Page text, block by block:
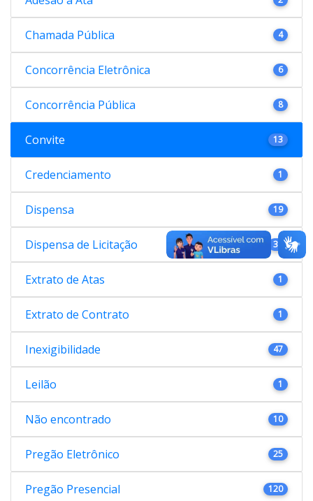
Chamada Pública 4
Concorrência Eletrônica 6
Concorrência Pública 8
Convite 13
Credenciamento 1
Dispensa 19
Dispensa de Licitação 38
Extrato de Atas 1
Extrato de Contrato 1
Inexigibilidade 47
Leilão 1
Não encontrado 10
Pregão Eletrônico 25
Pregão Presencial 120